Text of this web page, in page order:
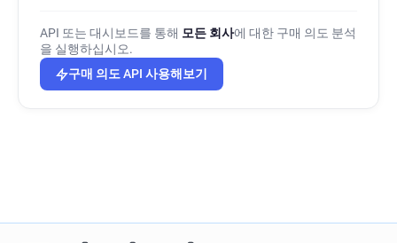
API 또는 대시보드를 통해 모든 회사에 대한 구매 의도 분석
을 실행하십시오.
구매 의도 API 사용해보기